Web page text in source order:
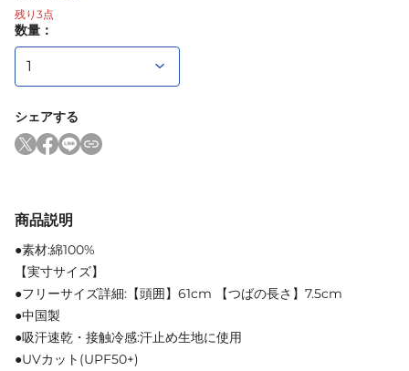
残り 3点
数量：
シェアする
商品説明
●素材:綿100%
【実寸サイズ】
●フリーサイズ詳細:【頭囲】61cm 【つばの長さ】7.5cm
●中国製
●吸汗速乾・接触冷感:汗止め生地に使用
●UVカット(UPF50+)